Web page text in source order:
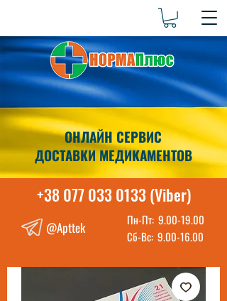
ОНЛАЙН СЕРВИС
ДОСТАВКИ МЕДИКАМЕНТОВ
+38 077 033 0133 (Viber)
@Apttek Пн-Пт: 9.00-19.00
Сб-Вс: 9.00-16.00